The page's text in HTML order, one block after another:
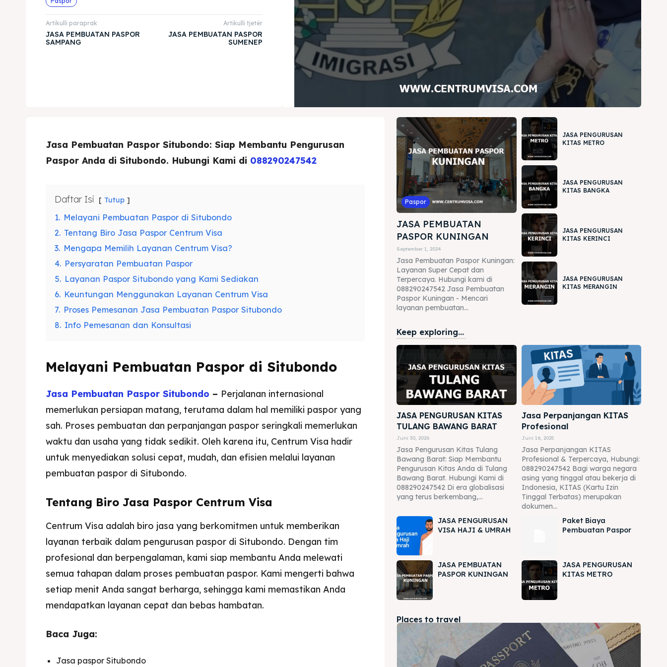
Artikulli paraprak
JASA PEMBUATAN PASPOR
SAMPANG
Artikulli tjetër
JASA PEMBUATAN PASPOR
SUMENEP
Jasa Pembuatan Paspor Situbondo: Siap Membantu Pengurusan
Paspor Anda di Situbondo. Hubungi Kami di 088290247542
Daftar Isi Tutup
1. Melayani Pembuatan Paspor di Situbondo
2. Tentang Biro Jasa Paspor Centrum Visa
3. Mengapa Memilih Layanan Centrum Visa?
4. Persyaratan Pembuatan Paspor
5. Layanan Paspor Situbondo yang Kami Sediakan
6. Keuntungan Menggunakan Layanan Centrum Visa
7. Proses Pemesanan Jasa Pembuatan Paspor Situbondo
8. Info Pemesanan dan Konsultasi
Melayani Pembuatan Paspor di Situbondo
Jasa Pembuatan Paspor Situbondo – Perjalanan internasional
memerlukan persiapan matang, terutama dalam hal memiliki paspor yang
sah. Proses pembuatan dan perpanjangan paspor seringkali memerlukan
waktu dan usaha yang tidak sedikit. Oleh karena itu, Centrum Visa hadir
untuk menyediakan solusi cepat, mudah, dan efisien melalui layanan
pembuatan paspor di Situbondo.
Tentang Biro Jasa Paspor Centrum Visa
Centrum Visa adalah biro jasa yang berkomitmen untuk memberikan
layanan terbaik dalam pengurusan paspor di Situbondo. Dengan tim
profesional dan berpengalaman, kami siap membantu Anda melewati
semua tahapan dalam proses pembuatan paspor. Kami mengerti bahwa
setiap menit Anda sangat berharga, sehingga kami memastikan Anda
mendapatkan layanan cepat dan bebas hambatan.
Baca Juga:
Jasa paspor Situbondo
Paspor
JASA PEMBUATAN
PASPOR KUNINGAN
September 1, 2024
Jasa Pembuatan Paspor Kuningan:
Layanan Super Cepat dan
Terpercaya. Hubungi kami di
088290247542 Jasa Pembuatan
Paspor Kuningan - Mencari
layanan pembuatan...
JASA PENGURUSAN
KITAS METRO
JASA PENGURUSAN
KITAS BANGKA
JASA PENGURUSAN
KITAS KERINCI
JASA PENGURUSAN
KITAS MERANGIN
Keep exploring...
JASA PENGURUSAN KITAS
TULANG BAWANG BARAT
Juni 30, 2026
Jasa Pengurusan Kitas Tulang
Bawang Barat: Siap Membantu
Pengurusan Kitas Anda di Tulang
Bawang Barat. Hubungi Kami di
088290247542 Di era globalisasi
yang terus berkembang,...
Jasa Perpanjangan KITAS
Profesional
Juni 16, 2025
Jasa Perpanjangan KITAS
Profesional & Terpercaya, Hubungi:
088290247542 Bagi warga negara
asing yang tinggal atau bekerja di
Indonesia, KITAS (Kartu Izin
Tinggal Terbatas) merupakan
dokumen...
JASA PENGURUSAN
VISA HAJI & UMRAH
Paket Biaya
Pembuatan Paspor
JASA PEMBUATAN
PASPOR KUNINGAN
JASA PENGURUSAN
KITAS METRO
Places to travel